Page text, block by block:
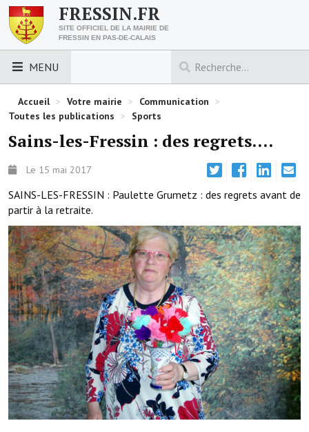
FRESSIN.FR
SITE OFFICIEL DE LA MAIRIE DE
FRESSIN EN PAS-DE-CALAIS
MENU
LES ESSENTIELS
Découvrez Fressin
Urbanisme
Nous contacter
Horaires de la mairie
Les foulées fressinoises
ACCÈS RAPIDE
Démarches administratives
Projets et travaux en cours
Fêtes et manifestations
Numéros d'urgence
Accueil > Votre mairie > Communication >
Toutes les publications > Sports
Sains-les-Fressin : des regrets....
Le 15 mai 2017
SAINS-LES-FRESSIN : Paulette Grumetz : des regrets avant de
partir à la retraite.